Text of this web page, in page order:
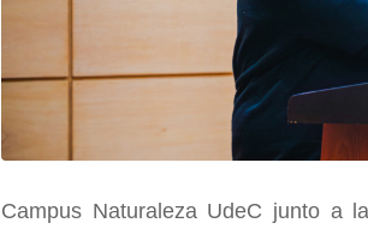
Campus Naturaleza UdeC junto a